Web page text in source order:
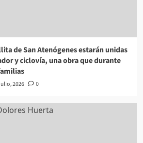
de San Atenógenes estarán unidas
y ciclovía, una obra que durante
2026 0